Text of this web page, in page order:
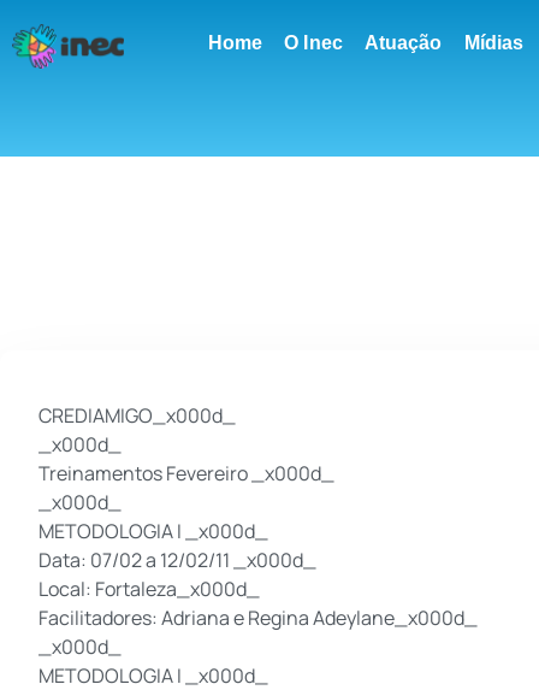
Home O Inec Atuação Mídias
CREDIAMIGO_x000d_
_x000d_
Treinamentos Fevereiro _x000d_
_x000d_
METODOLOGIA I _x000d_
Data: 07/02 a 12/02/11 _x000d_
Local: Fortaleza_x000d_
Facilitadores: Adriana e Regina Adeylane_x000d_
_x000d_
METODOLOGIA I _x000d_